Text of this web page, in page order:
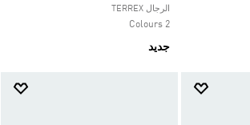
الرجال TERREX
2 Colours
جديد